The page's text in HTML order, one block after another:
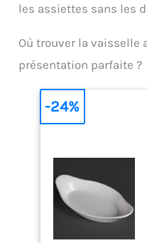
les assiettes sans les
Où trouver la vaisselle
présentation parfaite ?
-24%